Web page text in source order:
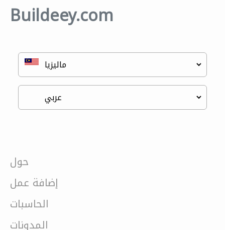
Buildeey.com
حول
إضافة عمل
الحاسبات
المدونات